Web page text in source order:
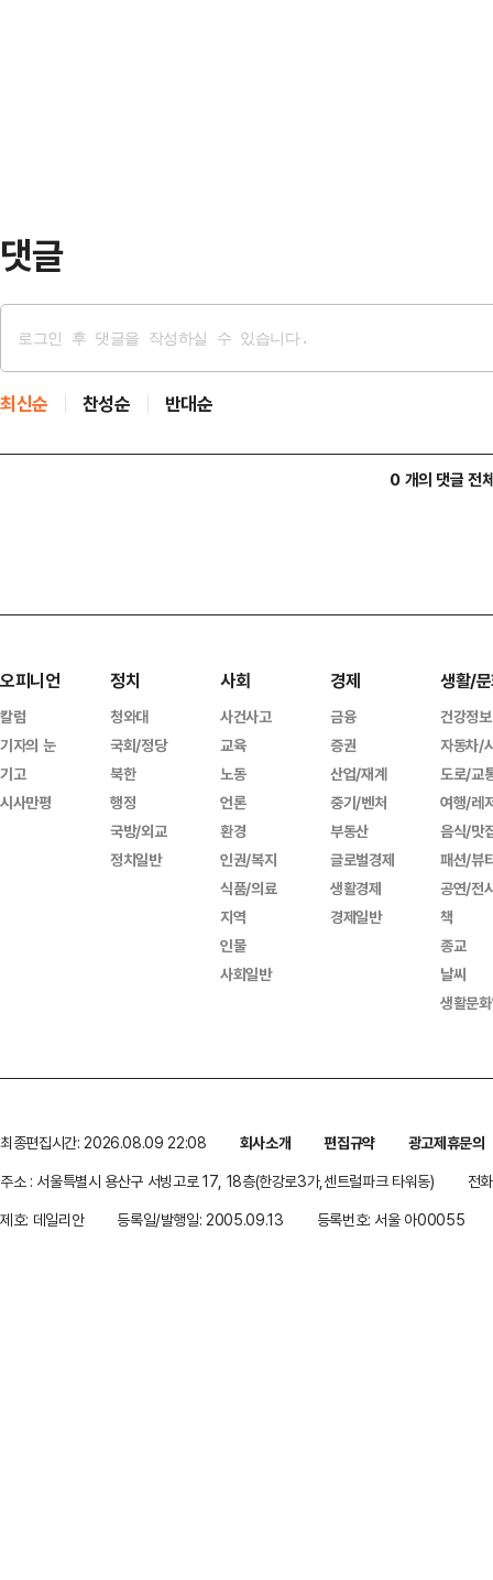
댓글
최신순 찬성순 반대순
0 개의 댓글 전
오피니언
칼럼
기자의 눈
기고
시사만평
정치
청와대
국회/정당
북한
행정
국방/외교
정치일반
사회
사건사고
교육
노동
언론
환경
인권/복지
식품/의료
지역
인물
사회일반
경제
금융
증권
산업/재계
중기/벤처
부동산
글로벌경제
생활경제
경제일반
생활/
건강정보
자동차/
도로/교
여행/레
음식/맛
패션/뷰
공연/전
책
종교
날씨
생활문
최종편집시간: 2026.08.09 22:08 회사소개 편집규약
광고제휴문의
주소 : 서울특별시 용산구 서빙고로 17, 18층(한강로3가,센트럴파크 타워동)
전
제호: 데일리안
등록일/발행일: 2005.09.13 등록번호: 서울 아00055